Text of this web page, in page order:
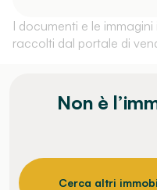
I documenti e le
raccolti dal portale di
Non è
Cerca altri